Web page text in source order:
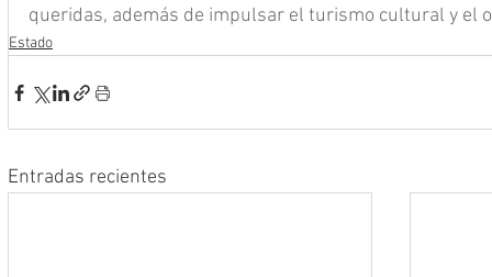
queridas, además de impulsar el turismo cultural y el
Estado
Entradas recientes